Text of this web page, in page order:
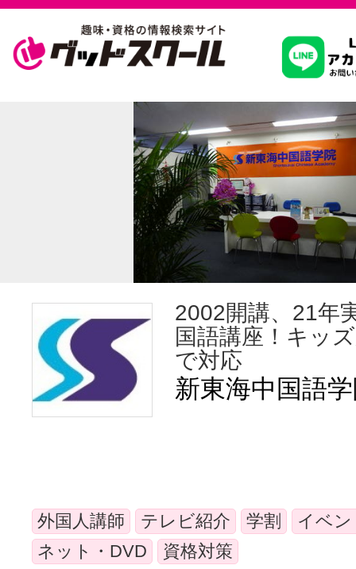
習いたいこ
スクールを
駅・路線か
通信講座を
体験レッス
特集をみる
2002開講、21年
国語講座！キッ
で対応
新東海中国語
外国人講師 テレビ紹介 学割
イベ
ネット・DVD
資格対策